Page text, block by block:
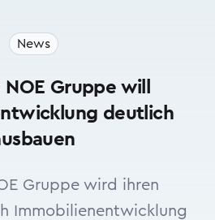
News
NOE Gruppe will
deutlich
Gruppe wird ihren
Immobilienentwicklung